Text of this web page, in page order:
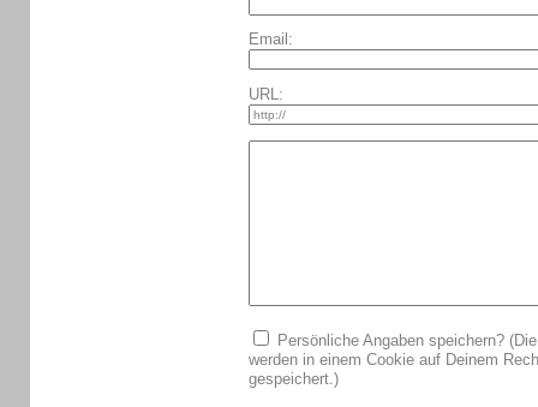
Email:
URL:
Persönliche Angaben speichern?
werden in einem Cookie auf Deinem
gespeichert.)